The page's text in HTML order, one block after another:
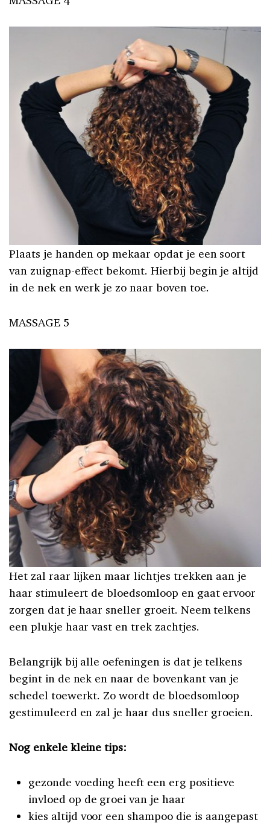
Plaats je handen op mekaar opdat je een soort
van zuignap-effect bekomt. Hierbij begin je altijd
in de nek en werk je zo naar boven toe.
MASSAGE 5
Het zal raar lijken maar lichtjes trekken aan je
haar stimuleert de bloedsomloop en gaat ervoor
zorgen dat je haar sneller groeit. Neem telkens
een plukje haar vast en trek zachtjes.
Belangrijk bij alle oefeningen is dat je telkens
begint in de nek en naar de bovenkant van je
schedel toewerkt. Zo wordt de bloedsomloop
gestimuleerd en zal je haar dus sneller groeien.
Nog enkele kleine tips:
gezonde voeding heeft een erg positieve
invloed op de groei van je haar
kies altijd voor een shampoo die is aangepast